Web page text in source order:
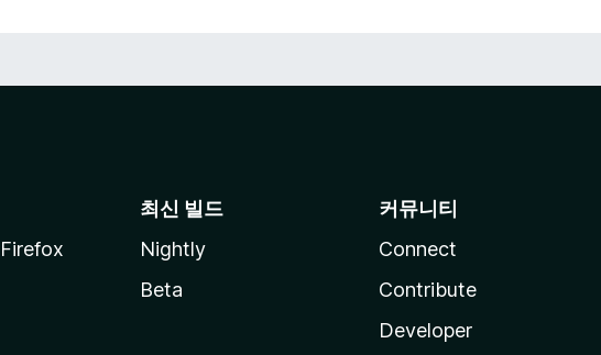
최신 빌드
Nightly
Beta
커뮤니티
Connect
Contribute
Developer